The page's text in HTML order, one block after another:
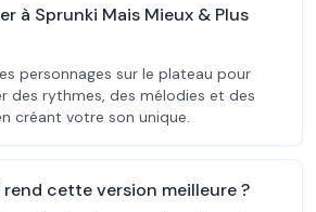
à Sprunki Mais Mieux & Plus
personnages sur le plateau pour
des rythmes, des mélodies et des
créant votre son unique.
cette version meilleure ?